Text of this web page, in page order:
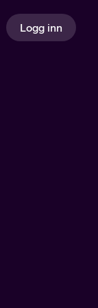
Logg inn